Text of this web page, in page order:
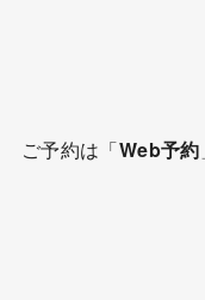
ご予約は「Web予約